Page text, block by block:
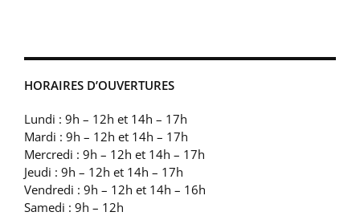
HORAIRES D’OUVERTURES
Lundi : 9h – 12h et 14h – 17h
Mardi : 9h – 12h et 14h – 17h
Mercredi : 9h – 12h et 14h – 17h
Jeudi : 9h – 12h et 14h – 17h
Vendredi : 9h – 12h et 14h – 16h
Samedi : 9h – 12h